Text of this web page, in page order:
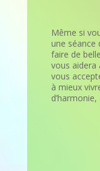
Même si
une séance
faire de
vous aidera
vous
à mieux